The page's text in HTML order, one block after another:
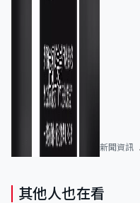
新聞資訊
其他人也在看